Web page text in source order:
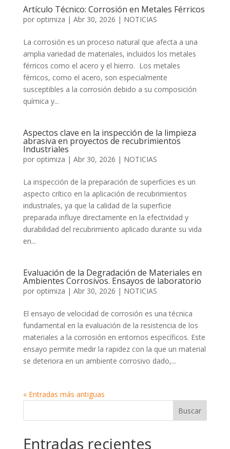
Artículo Técnico: Corrosión en Metales Férricos
por optimiza | Abr 30, 2026 | NOTICIAS
La corrosión es un proceso natural que afecta a una
amplia variedad de materiales, incluidos los metales
férricos como el acero y el hierro. Los metales
férricos, como el acero, son especialmente
susceptibles a la corrosión debido a su composición
química y...
Aspectos clave en la inspección de la limpieza
abrasiva en proyectos de recubrimientos
Industriales
por optimiza | Abr 30, 2026 | NOTICIAS
La inspección de la preparación de superficies es un
aspecto crítico en la aplicación de recubrimientos
industriales, ya que la calidad de la superficie
preparada influye directamente en la efectividad y
durabilidad del recubrimiento aplicado durante su vida
en...
Evaluación de la Degradación de Materiales en
Ambientes Corrosivos. Ensayos de laboratorio
por optimiza | Abr 30, 2026 | NOTICIAS
El ensayo de velocidad de corrosión es una técnica
fundamental en la evaluación de la resistencia de los
materiales a la corrosión en entornos específicos. Este
ensayo permite medir la rapidez con la que un material
se deteriora en un ambiente corrosivo dado,...
« Entradas más antiguas
Entradas recientes